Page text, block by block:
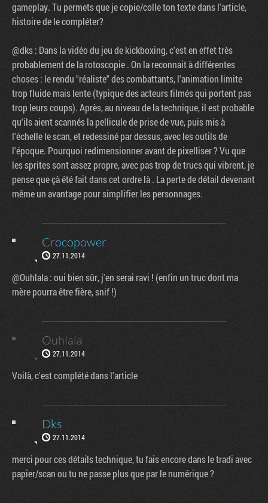
gameplay. Tu permets que je copie/colle ton texte dans l'article,
histoire de le compléter?
@dks : Dans la vidéo du jeu de kickboxing, c'est en effet très
probablement de la rotoscopie . On la reconnait à différentes
choses : le rendu "réaliste" des combattants, l'animation limite
trop fluide mais lente (typique des acteurs filmés qui portent pas
trop leurs coups). Après, au niveau de la technique, il est probable
qu'ils aient scannés la pellicule de prise de vue, puis mis à
l'échelle le scan, et redessiné par dessus, avec les outils de
l'époque. Pourquoi redimensionner avant de pixelliser ? Vu que
les sprites sont assez propre, avec pas trop de trucs qui vibrent, je
pense que çà été fait dans cet ordre là . La perte de détail devenant
même un avantage pour simplifier les personnages.
Crocopower
27.11.2014
@Ouhlala : oui bien sûr, j'en serai ravi ! (enfin un truc dont ma
mère pourra être fière, snif !)
Ouhlala
27.11.2014
Voilà, c'est complété dans l'article
Dks
27.11.2014
merci pour ces détails technique, tu fais encore dans le tradi avec
papier/scan ou tu ne passe plus que par le numérique ?